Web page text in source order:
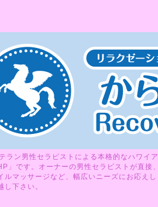
ラン男性セラピストによる本格的なハワイ
」です。オーナーの男性セラピストが直
ルマッサージなど、幅広いニーズにお応え
し下さい。